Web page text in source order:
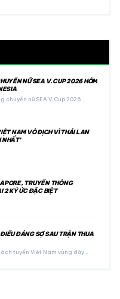
NỮ SEA V.CUP 2026 HÔM
chuyền nữ SEA V.Cup 2026…
NAM VÔ ĐỊCH VÌ THÁI LAN
TRUYỀN THÔNG
2 KÝ ỨC ĐẶC BIỆT
ĐÁNG SỢ SAU TRẬN THUA
tuyển Việt Nam vùng dậy…